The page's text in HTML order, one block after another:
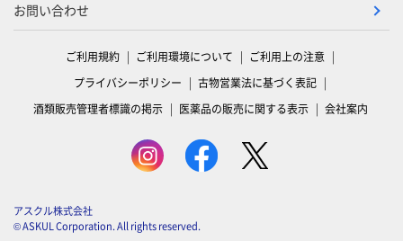
お問い合わせ
ご利用規約 ご利用環境について
ご利用上の注意
プライバシーポリシー
古物営業法に基づく表記
酒類販売管理者標識の掲示
医薬品の販売に関する表示 会社案内
アスクル株式会社
© ASKUL Corporation. All rights reserved.